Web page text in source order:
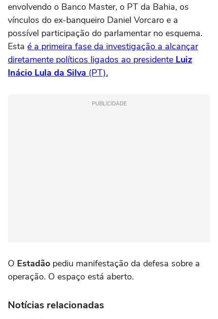
envolvendo o Banco Master, o PT da Bahia, os
vínculos do ex-banqueiro Daniel Vorcaro e a
possível participação do parlamentar no esquema.
Esta é a primeira fase da investigação a alcançar
diretamente políticos ligados ao presidente Luiz
Inácio Lula da Silva (PT).
PUBLICIDADE
O Estadão pediu manifestação da defesa sobre a
operação. O espaço está aberto.
Notícias relacionadas